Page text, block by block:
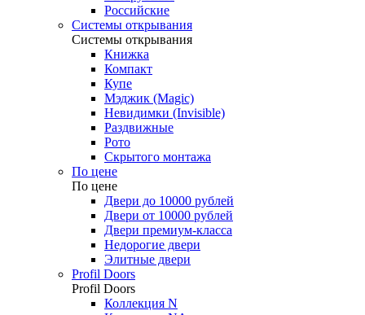
Российские
Системы открывания
Системы открывания
Книжка
Компакт
Купе
Мэджик (Magic)
Невидимки (Invisible)
Раздвижные
Рото
Скрытого монтажа
По цене
По цене
Двери до 10000 рублей
Двери от 10000 рублей
Двери премиум-класса
Недорогие двери
Элитные двери
Profil Doors
Profil Doors
Коллекция N